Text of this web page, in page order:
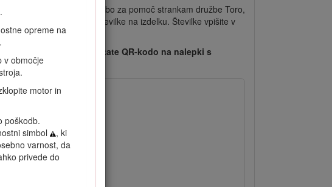
opreme na
v območje
motor in
poškodb.
simbol
, ki
varnost, da
privede do
prodajalca oziroma službo za pomoč strankam družbe Toro,
modela in serijske številke na izdelku. Številke vpišite v
mobilno napravo odčitate QR-kodo na nalepki s